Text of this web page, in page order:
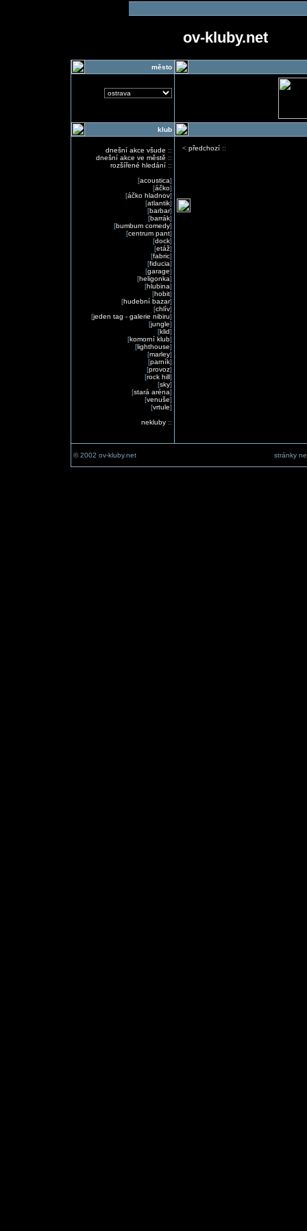
ov-kluby.net
město
klub
dnešní akce všude ::
dnešní akce ve městě ::
rozšířené hledání::
[acoustica]
[áčko]
[áčko hladnov]
[atlantik]
[barbar]
[barrák]
[bumbum comedy]
[centrum pant]
[dock]
[etáž]
[fabric]
[fiducia]
[garage]
[heligonka]
[hlubina]
[hobit]
[hudební bazar]
[chlív]
[jeden tag - galerie nibiru]
[jungle]
[klid]
[komorní klub]
[lighthouse]
[marley]
[parník]
[provoz]
[rock hill]
[sky]
[stará aréna]
[venuše]
[vrtule]
nekluby::
< předchozí::
© 2002 ov-kluby.net stránky